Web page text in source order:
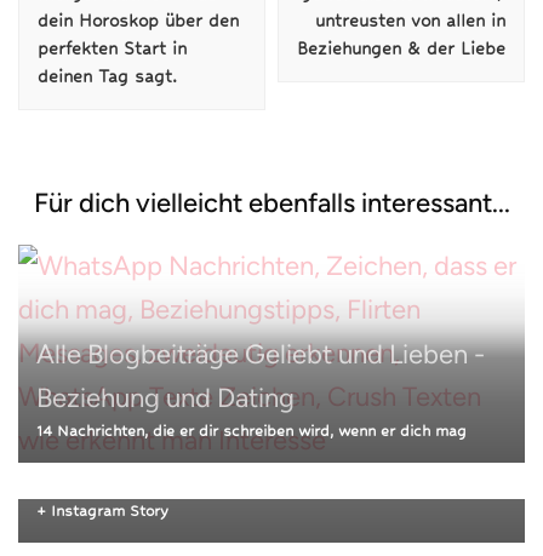
dein Horoskop über den
perfekten Start in
deinen Tag sagt.
untreusten von allen in
Beziehungen & der Liebe
Für dich vielleicht ebenfalls interessant...
Alle BlogbeiträgeGeliebt und Lieben -
Beziehung und Dating
14 Nachrichten, die er dir schreiben wird, wenn er dich mag
Alle BlogbeiträgeLiebevolle Grüße &
Spruchbilder
NEU: 50 Gute Nacht & schönen Abend kostenlose Bilder,
+ Instagram Story
Alle BlogbeiträgeHeilung &
GeistheilungNützliches, Praktisches
(Haushalt, Kosmetik)
LED & EMS Gua Sha vs. Klassischer Gua Sha – Produkttest